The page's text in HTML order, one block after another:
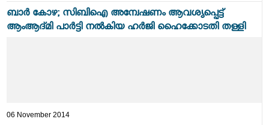
ബാര്‍ കോഴ; സിബിഐ അന്വേഷണം ആവശ്യപ്പെട്ട്
ആംആദ്മി പാര്‍ട്ടി നല്‍കിയ ഹര്‍ജി ഹൈക്കോടതി തള്ളി
06 November 2014